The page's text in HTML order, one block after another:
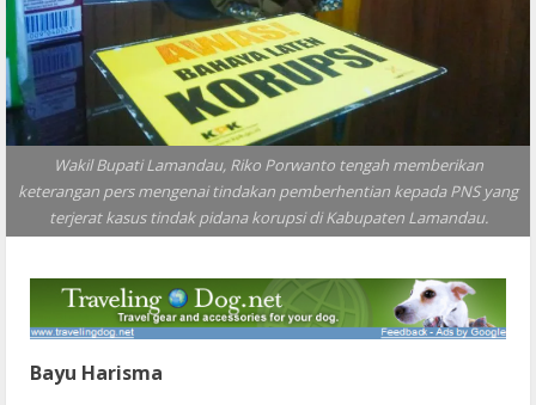
Wakil Bupati Lamandau, Riko Porwanto tengah memberikan
keterangan pers mengenai tindakan pemberhentian kepada PNS yang
terjerat kasus tindak pidana korupsi di Kabupaten Lamandau.
Bayu Harisma